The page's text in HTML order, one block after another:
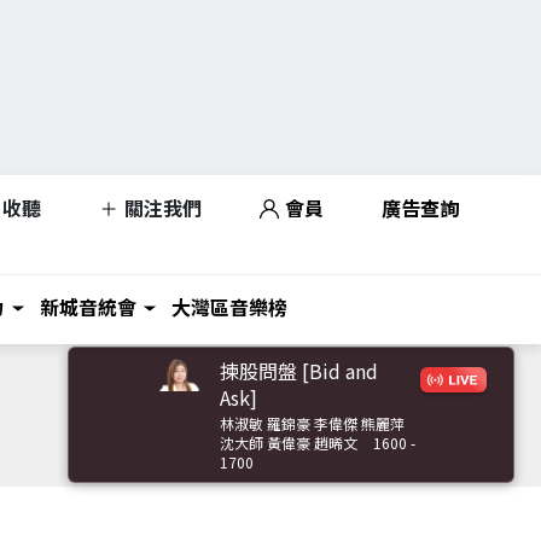
收聽 關注我們 會員 廣告查詢
新城音統會 大灣區音樂榜
揀股問盤 [Bid and
Ask]
林淑敏 羅錦豪 李偉傑 熊麗萍
沈大師 黃偉豪 趙晞文
1600 -
1700